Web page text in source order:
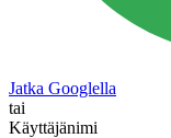
Jatka Googlella
tai
Käyttäjänimi